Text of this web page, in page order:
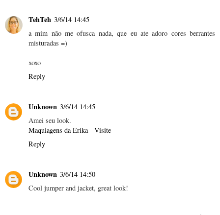
TehTeh 3/6/14 14:45
a mim não me ofusca nada, que eu ate adoro cores berrantes
misturadas =)
xoxo
Reply
Unknown 3/6/14 14:45
Amei seu look.
Maquiagens da Erika - Visite
Reply
Unknown 3/6/14 14:50
Cool jumper and jacket, great look!